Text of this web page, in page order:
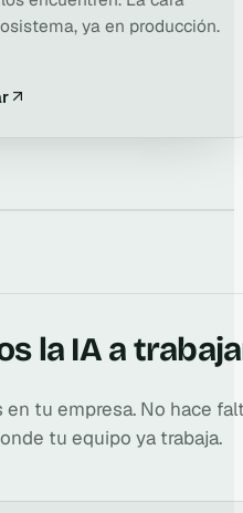
ya en producción.
la IA a
tu empresa. No hace
tu equipo ya trabaja.